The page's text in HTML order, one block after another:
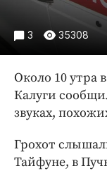
ПРОЕКТЫ
Блоги
Издания
Клиника
Бренд
3 35308
Около 10 утра
Калуги
звуках,
Грохот
Тайфуне, в